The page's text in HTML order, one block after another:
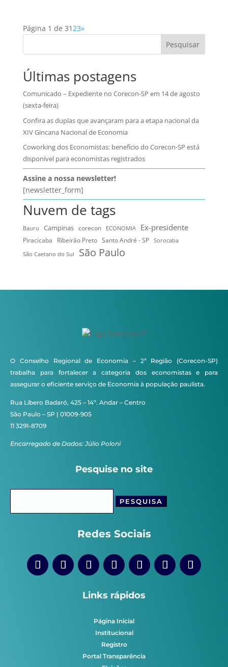
Página 1 de 3123»
Pesquisar
Últimas postagens
Comunicado – Expediente no Corecon-SP em 14 de agosto
(sexta-feira)
Confira as duplas que avançaram para a etapa nacional da
XIV Gincana Nacional de Economia
Coworking dos Economistas: benefício do Corecon-SP está
disponível para economistas registrados
Assine a nossa newsletter!
[newsletter_form]
Nuvem de tags
Bauru Campinas corecon ECONOMIA Ex-presidente
Piracicaba Ribeirão Preto Santo André - SP
Sorocaba
São Caetano do Sul
São Paulo
O Conselho Regional de Economia – 2ª Região (Corecon-SP)
trabalha para fortalecer a categoria dos economistas e para
assegurar o eficiente serviço de Economia à população paulista.
Rua Líbero Badaró, 425 – 14º. Andar – Centro
São Paulo – SP | 01009-905
11 3291-8709
Encarregado de Dados: Júlio Poloni
Pesquise no site
Redes Sociais
Links rápidos
Página Inicial
Institucional
Registro
Portal Transparência